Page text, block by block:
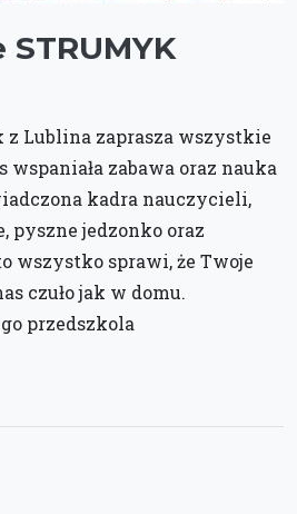
z Lublina zaprasza wszystkie
wspaniała zabawa oraz nauka
kadra nauczycieli,
pyszne jedzonko oraz
wszystko sprawi, że Twoje
czuło jak w domu.
przedszkola